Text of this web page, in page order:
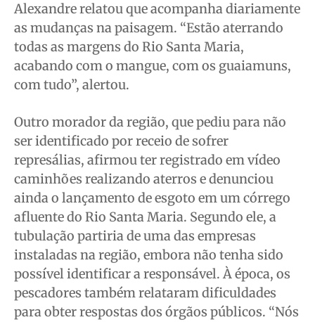
Alexandre relatou que acompanha diariamente
as mudanças na paisagem. “Estão aterrando
todas as margens do Rio Santa Maria,
acabando com o mangue, com os guaiamuns,
com tudo”, alertou.
Outro morador da região, que pediu para não
ser identificado por receio de sofrer
represálias, afirmou ter registrado em vídeo
caminhões realizando aterros e denunciou
ainda o lançamento de esgoto em um córrego
afluente do Rio Santa Maria. Segundo ele, a
tubulação partiria de uma das empresas
instaladas na região, embora não tenha sido
possível identificar a responsável. À época, os
pescadores também relataram dificuldades
para obter respostas dos órgãos públicos. “Nós